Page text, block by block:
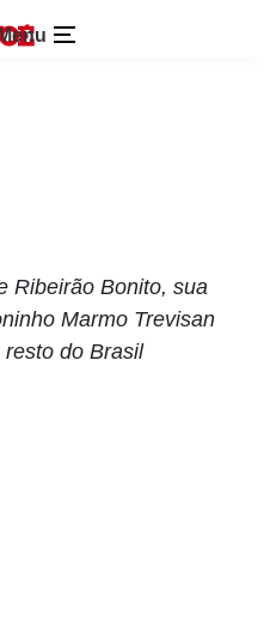
Ribeirão Bonito, sua
Marmo Trevisan
do Brasil